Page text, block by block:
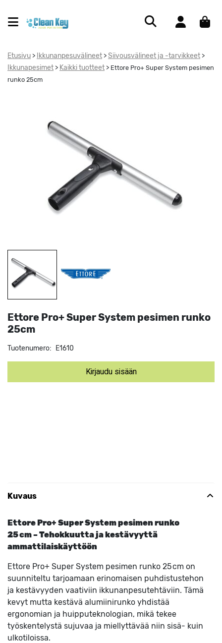
Etusivu > Ikkunanpesuvälineet > Siivousvälineet ja -tarvikkeet >
Ikkunapesimet > Kaikki tuotteet > Ettore Pro+ Super System pesimen
runko 25cm
Ettore Pro+ Super System pesimen runko
25cm
Tuotenumero: E1610
Kirjaudu sisään
Kuvaus
Ettore Pro+ Super System pesimen runko
25 cm – Tehokkuutta ja kestävyyttä
ammattilaiskäyttöön
Ettore Pro+ Super System pesimen runko 25 cm on
suunniteltu tarjoamaan erinomaisen puhdistustehon
ja kestävyyden vaativiin ikkunanpesutehtäviin. Tämä
kevyt mutta kestävä alumiinirunko yhdistää
ergonomian ja huipputeknologian, mikä tekee
työskentelystä sujuvaa ja miellyttävää niin sisä- kuin
ulkotiloissa.